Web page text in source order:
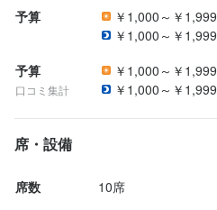
予算
￥1,000～￥1,999
￥1,000～￥1,999
予算
口コミ集計
￥1,000～￥1,999
￥1,000～￥1,999
席・設備
席数 10席